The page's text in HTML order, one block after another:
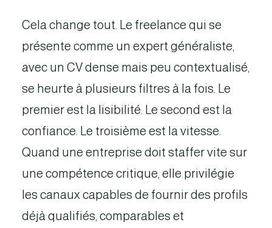
Cela change tout. Le freelance qui se
présente comme un expert généraliste,
avec un CV dense mais peu contextualisé,
se heurte à plusieurs filtres à la fois. Le
premier est la lisibilité. Le second est la
confiance. Le troisième est la vitesse.
Quand une entreprise doit staffer vite sur
une compétence critique, elle privilégie
les canaux capables de fournir des profils
déjà qualifiés, comparables et